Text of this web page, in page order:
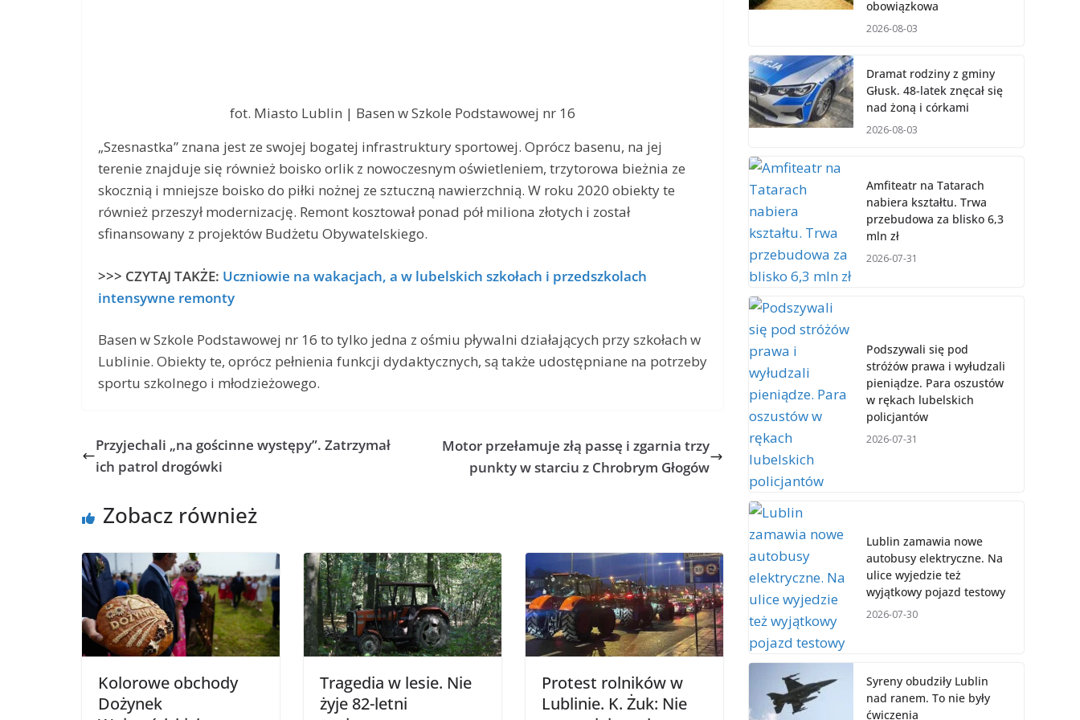
fot. Miasto Lublin | Basen w Szkole Podstawowej nr 16
„Szesnastka” znana jest ze swojej bogatej infrastruktury sportowej. Oprócz basenu, na jej
terenie znajduje się również boisko orlik z nowoczesnym oświetleniem, trzytorowa bieżnia ze
skocznią i mniejsze boisko do piłki nożnej ze sztuczną nawierzchnią. W roku 2020 obiekty te
również przeszył modernizację. Remont kosztował ponad pół miliona złotych i został
sfinansowany z projektów Budżetu Obywatelskiego.
>>> CZYTAJ TAKŻE: Uczniowie na wakacjach, a w lubelskich szkołach i przedszkolach
intensywne remonty
Basen w Szkole Podstawowej nr 16 to tylko jedna z ośmiu pływalni działających przy szkołach w
Lublinie. Obiekty te, oprócz pełnienia funkcji dydaktycznych, są także udostępniane na potrzeby
sportu szkolnego i młodzieżowego.
Przyjechali „na gościnne występy”. Zatrzymał
ich patrol drogówki
Motor przełamuje złą passę i zgarnia trzy
punkty w starciu z Chrobrym Głogów
Zobacz również
Kolorowe obchody
Dożynek
Tragedia w lesie. Nie
żyje 82-letni
Protest rolników w
Lublinie. K. Żuk: Nie
obowiązkowa
2026-08-03
Dramat rodziny z gminy
Głusk. 48-latek znęcał się
nad żoną i córkami
2026-08-03
Amfiteatr na Tatarach
nabiera kształtu. Trwa
przebudowa za blisko 6,3
mln zł
2026-07-31
Podszywali się pod
stróżów prawa i wyłudzali
pieniądze. Para oszustów
w rękach lubelskich
policjantów
2026-07-31
Lublin zamawia nowe
autobusy elektryczne. Na
ulice wyjedzie też
wyjątkowy pojazd testowy
2026-07-30
Syreny obudziły Lublin
nad ranem. To nie były
ćwiczenia